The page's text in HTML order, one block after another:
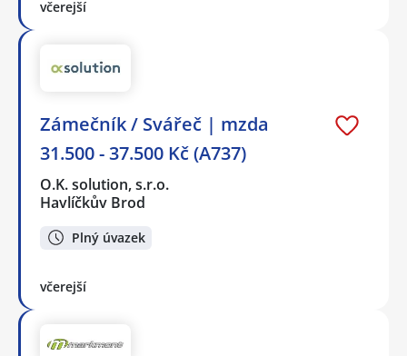
včerejší
Zámečník / Svářeč | mzda
31.500 - 37.500 Kč (A737)
O.K. solution, s.r.o.
Havlíčkův Brod
Plný úvazek
včerejší